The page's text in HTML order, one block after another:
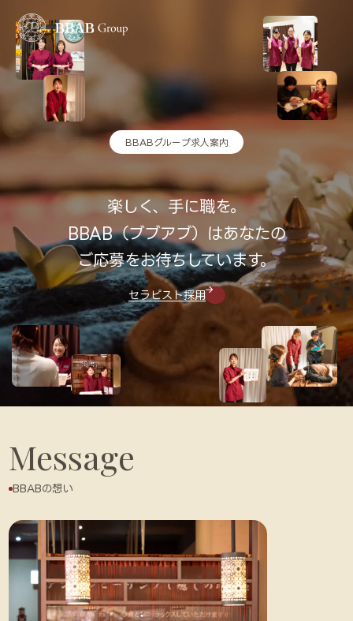
ホーム
BBABの想い
店舗検索
コースメニュー
ブランド紹介
お知らせ
BBABグループ求人案内
楽しく、手に職を。
BBAB（ブブアブ）はあなたの
ご応募をお待ちしています。
セラピスト採用
Message
BBABの想い